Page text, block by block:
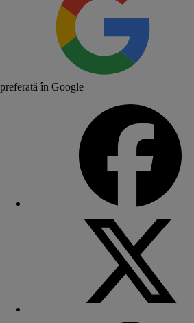
preferată în Google